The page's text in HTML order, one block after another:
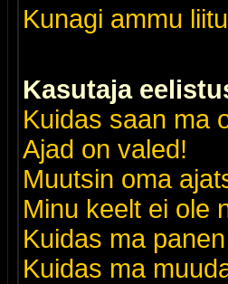
Kunagi ammu
Kasutaja
Kuidas saan ma
Ajad on valed!
Muutsin oma
Minu keelt ei ole
Kuidas ma
Kuidas ma